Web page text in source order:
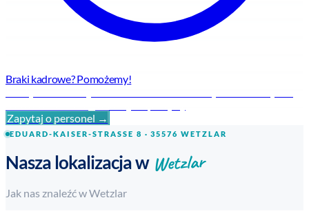
Braki kadrowe? Pomożemy!
Zapytaj o personel →
EDUARD-KAISER-STRASSE 8 · 35576 WETZLAR
Nasza lokalizacja w Wetzlar
Jak nas znaleźć w Wetzlar